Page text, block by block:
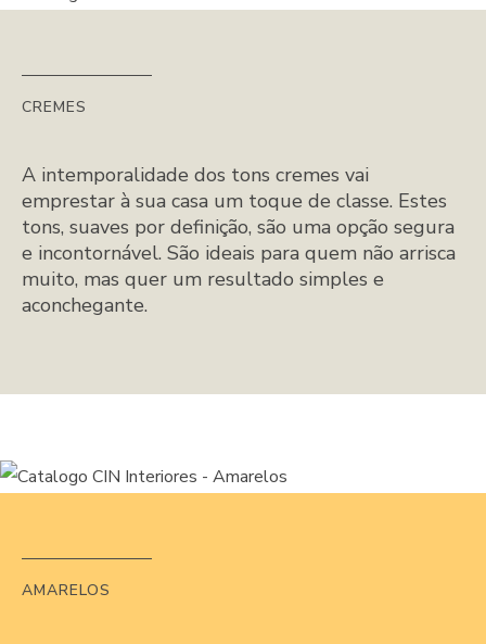
CREMES
A intemporalidade dos tons cremes vai
emprestar à sua casa um toque de classe. Estes
tons, suaves por definição, são uma opção segura
e incontornável. São ideais para quem não arrisca
muito, mas quer um resultado simples e
aconchegante.
AMARELOS